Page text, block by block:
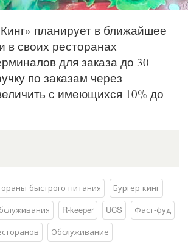
планирует в ближайшее
в своих ресторанах
для заказа до 30
по заказам через
с имеющихся 10% до
быстрого питания
Бургер кинг
R-keeper UCS
Фаст-фуд
Обслуживание